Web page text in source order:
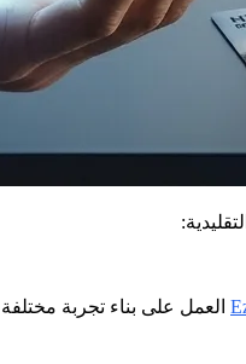
العمل على بناء تجربة